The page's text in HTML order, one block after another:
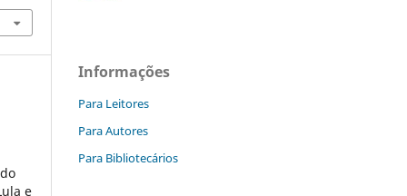
e
Informações
Para Leitores
Para Autores
Para Bibliotecários